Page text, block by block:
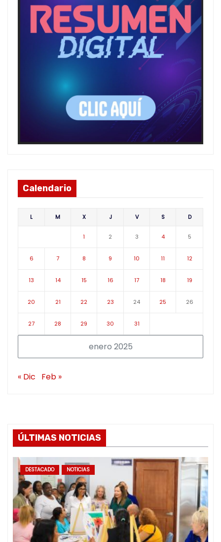
Calendario
enero 2025
L M X J V S D
1 2 3 4 5
6 7 8 9 10 11 12
13 14 15 16 17 18 19
20 21 22 23 24 25 26
27 28 29 30 31
« Dic Feb »
ÚLTIMAS NOTICIAS
DESTACADO NOTICIAS